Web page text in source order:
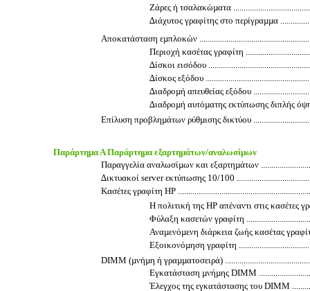
Ζάρες ή τσαλακώµατα
∆ιάχυτος γραφίτης στο περίγραµµα
Αποκατάσταση εµπλοκών
Περιοχή κασέτας γραφίτη
∆ίσκοι εισόδου
∆ίσκος εξόδου
∆ιαδροµή απευθείας εξόδου
∆ιαδροµή αυτόµατης εκτύπωσης διπλής
Επίλυση προβληµάτων ρύθµισης δικτύου
Παράρτηµα Α Παράρτηµα εξαρτηµάτων/αναλωσίµων
Παραγγελία αναλωσίµων και εξαρτηµάτων
∆ικτυακοί server εκτύπωσης 10/100
Κασέτες γραφίτη HP
Η πολιτική της HP απέναντι στις
Φύλαξη κασετών γραφίτη
Αναµενόµενη διάρκεια ζωής κασέτας
Εξοικονόµηση γραφίτη
DIMM (µνήµη ή γραµµατοσειρά)
Εγκατάσταση µνήµης DIMM
Έλεγχος της εγκατάστασης του DIMM